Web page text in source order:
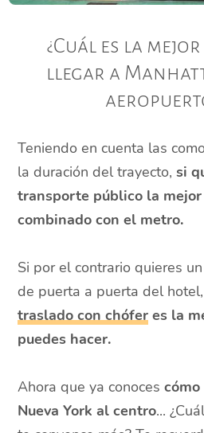
¿Cuál es la
llegar a
Teniendo en cuenta las
la duración del trayecto,si
transporte público la
combinado con el metro.
Si por el contrario quieres
de puerta a puerta del
traslado con chófer es la
puedes hacer.
Ahora que ya conoces
Nueva York al centro...